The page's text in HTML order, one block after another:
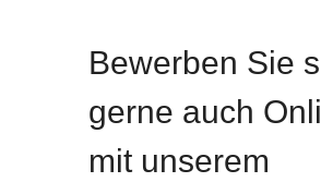
Bewerben Sie
gerne auch
mit unserem